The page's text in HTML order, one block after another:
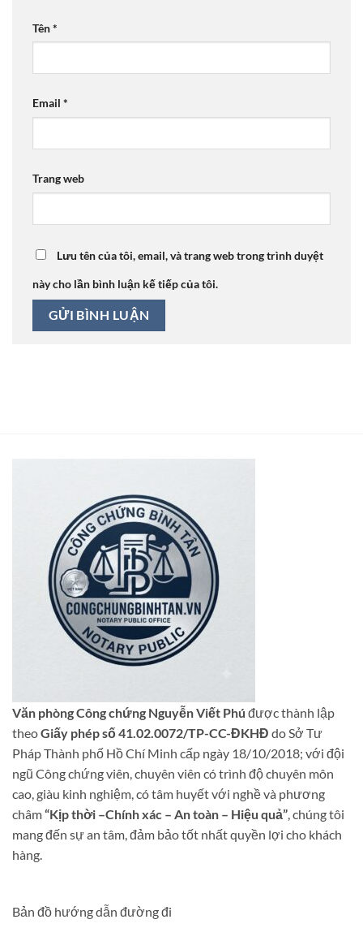
Tên*
Email *
Trang web
Lưu tên của tôi, email, và trang web trong trình duyệt
này cho lần bình luận kế tiếp của tôi.
Văn phòng Công chứng Nguyễn Viết Phú được thành lập
theoGiấy phép số 41.02.0072/TP-CC-ĐKHĐ do Sở Tư
Pháp Thành phố Hồ Chí Minh cấp ngày 18/10/2018; với đội
ngũ Công chứng viên, chuyên viên có trình độ chuyên môn
cao, giàu kinh nghiệm, có tâm huyết với nghề và phương
châm“Kịp thời –Chính xác – An toàn – Hiệu quả”, chúng tôi
mang đến sự an tâm, đảm bảo tốt nhất quyền lợi cho khách
hàng.
Bản đồ hướng dẫn đường đi